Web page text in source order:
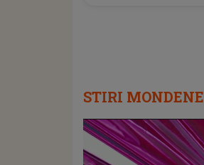
STIRI MONDENE